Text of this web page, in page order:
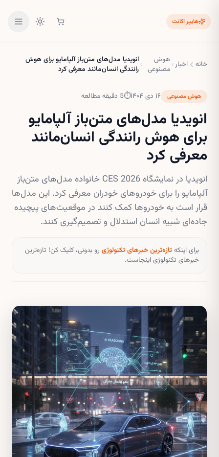
هایپر اکانت
خانه اخبار هوش
مصنوعی
انویدیا مدل‌های متن‌باز آلپامایو برای هوش
رانندگی انسان‌مانند معرفی کرد
هوش مصنوعی ۱۶ دی ۱۴۰۴ ⏱
5 دقیقه مطالعه
انویدیا مدل‌های متن‌باز آلپامایو
برای هوش رانندگی انسان‌مانند
معرفی کرد
انویدیا در نمایشگاه CES 2026 خانواده مدل‌های متن‌باز
آلپامایو را برای خودروهای خودران معرفی کرد. این مدل‌ها
قرار است به خودروها کمک کنند در موقعیت‌های پیچیده
جاده‌ای شبیه انسان استدلال و تصمیم‌گیری کنند.
برای اینکهتازه‌ترین خبرهای تکنولوژی رو بدونی، کلیک کن! تازه‌ترین
خبرهای تکنولوژی اینجاست.